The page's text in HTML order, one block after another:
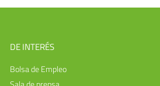
DE INTERÉS
Bolsa de Empleo